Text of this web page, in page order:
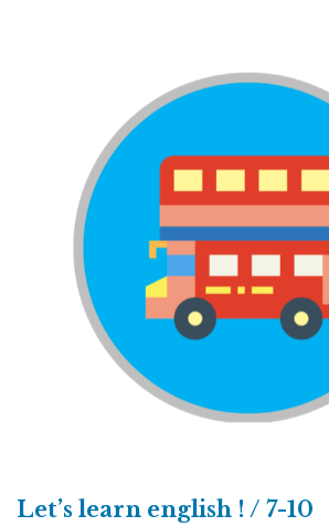
Let’s learn english ! / 7-10